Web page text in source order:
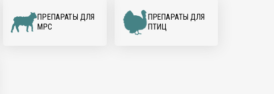
ПРЕПАРАТЫ ДЛЯ
МРС
ПРЕПАРАТЫ ДЛЯ
ПТИЦ